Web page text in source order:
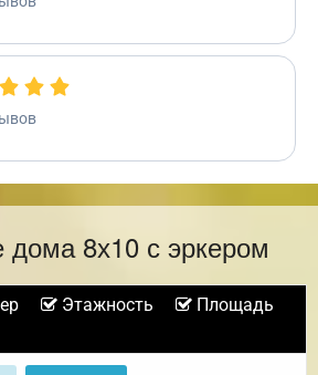
дома 8х10 с эркером
Этажность
Площадь